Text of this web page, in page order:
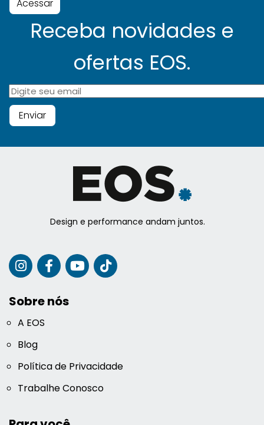
Acessar
Receba novidades e
ofertas EOS.
Design e performance andam juntos.
Sobre nós
A EOS
Blog
Política de Privacidade
Trabalhe Conosco